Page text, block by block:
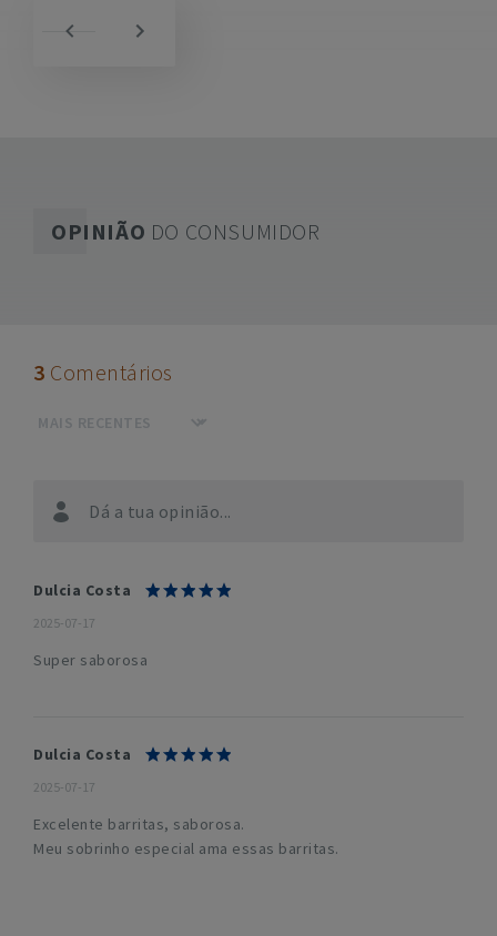
OPINIÃO DO CONSUMIDOR
Dá a tua opinião...
3 Comentários
Dulcia Costa
2025-07-17
Super saborosa
Dulcia Costa
2025-07-17
Excelente barritas, saborosa.
Meu sobrinho especial ama essas barritas.